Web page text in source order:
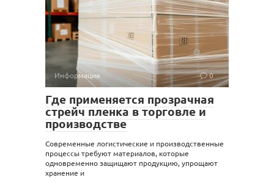
Информация 0
Где применяется прозрачная
стрейч пленка в торговле и
производстве
Современные логистические и производственные
процессы требуют материалов, которые
одновременно защищают продукцию, упрощают
хранение и